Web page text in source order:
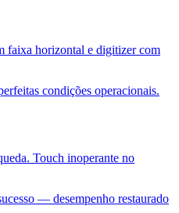
faixa horizontal e digitizer com
condições operacionais.
Touch inoperante no
— desempenho restaurado